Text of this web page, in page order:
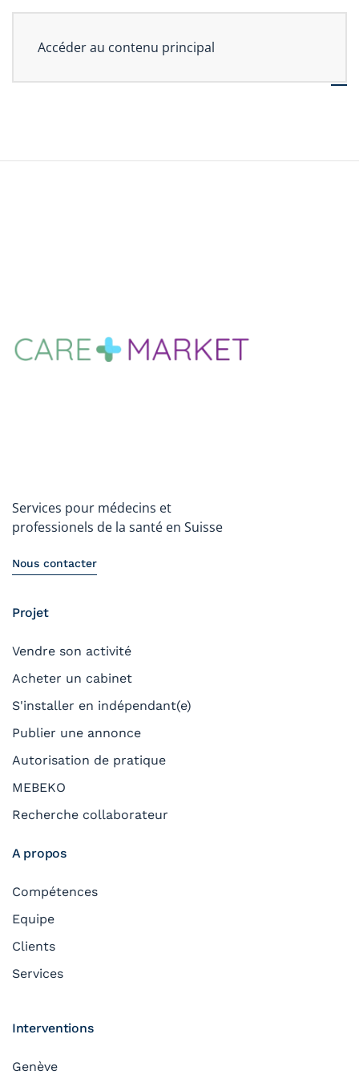
Accéder au contenu principal
Services pour médecins et
professionels de la santé en Suisse
Nous contacter
Projet
Vendre son activité
Acheter un cabinet
S'installer en indépendant(e)
Publier une annonce
Autorisation de pratique
MEBEKO
Recherche collaborateur
A propos
Compétences
Equipe
Clients
Services
Interventions
Genève